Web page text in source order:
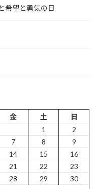
希望と勇気の日
金 土
日
1
2
7 8
9
14 15
16
21 22
23
28 29
30